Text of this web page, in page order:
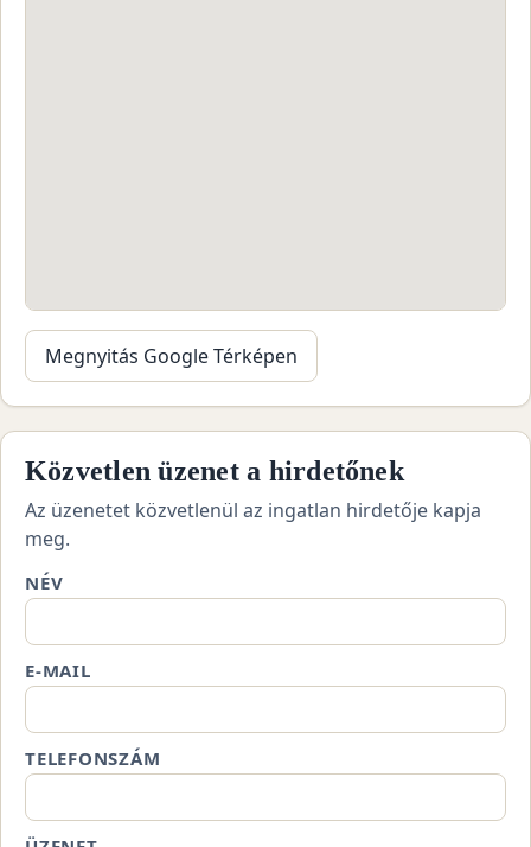
Megnyitás Google Térképen
Közvetlen üzenet a hirdetőnek
Az üzenetet közvetlenül az ingatlan hirdetője kapja
meg.
NÉV
E-MAIL
TELEFONSZÁM